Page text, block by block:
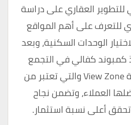
العقاري على دراسة
للتعرف على أهم المواقع
الوحدات السكنية، وبعد
كمبوند كفالي في التجمع
الخامس تحديدًا منطقة View Zone والتي تعتبر من
العملاء، وتضمن نجاح
أعلى نسبة استثمار.